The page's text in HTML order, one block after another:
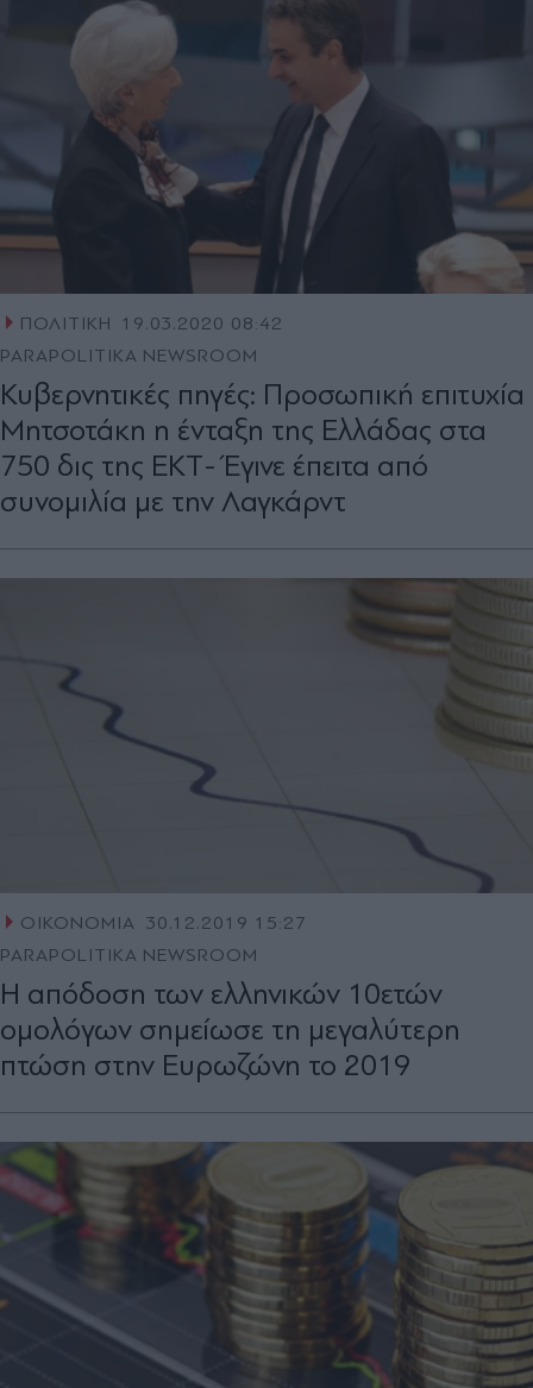
ΠΟΛΙΤΙΚΗ
19.03.2020 08:42
PARAPOLITIKA NEWSROOM
Κυβερνητικές πηγές: Προσωπική επιτυχία
Μητσοτάκη η ένταξη της Ελλάδας στα
750 δις της ΕΚΤ- Έγινε έπειτα από
συνομιλία με την Λαγκάρντ
ΟΙΚΟΝΟΜΙΑ 30.12.2019 15:27
PARAPOLITIKA NEWSROOM
Η απόδοση των ελληνικών 10ετών
ομολόγων σημείωσε τη μεγαλύτερη
πτώση στην Ευρωζώνη το 2019